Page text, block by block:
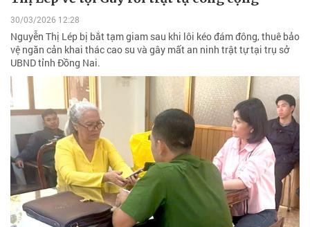
30/03/2026 12:28
Nguyễn Thị Lép bị bắt tạm giam sau khi lôi kéo đám đông, thuê bảo
vệ ngăn cản khai thác cao su và gây mất an ninh trật tự tại trụ sở
UBND tỉnh Đồng Nai.